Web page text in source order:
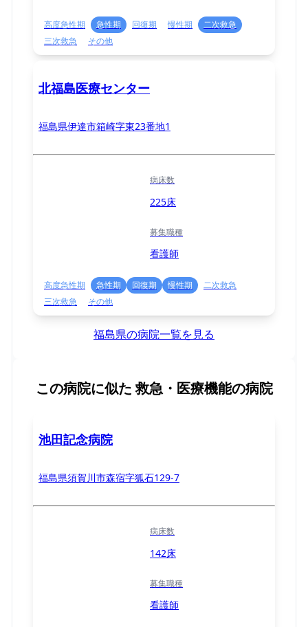
高度急性期 急性期 回復期 慢性期
二次救急
三次救急
その他
北福島医療センター
福島県伊達市箱崎字東23番地1
病床数
225床
募集職種
看護師
高度急性期 急性期 回復期 慢性期
二次救急
三次救急
その他
福島県の病院一覧を見る
この病院に似た 救急・医療機能の病院
池田記念病院
福島県須賀川市森宿字狐石129-7
病床数
142床
募集職種
看護師